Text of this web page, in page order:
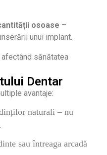
osoase –
unui implant.
afectând sănătatea
Dentar
avantaje:
naturali – nu
sau întreaga arcadă